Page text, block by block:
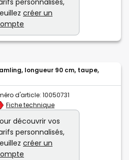
personnalisés,
créer un
longueur 90 cm, taupe,
d'article: 10050731
Fiche technique
découvrir vos
personnalisés,
créer un